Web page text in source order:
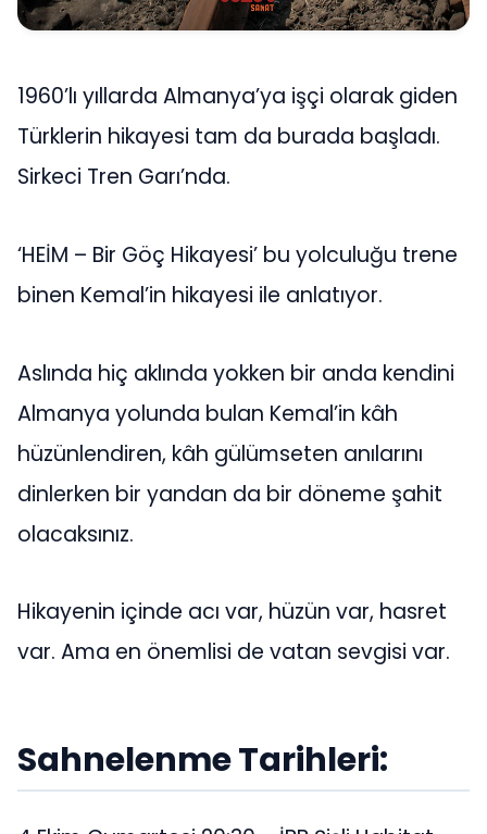
1960’lı yıllarda Almanya’ya işçi olarak giden
Türklerin hikayesi tam da burada başladı.
Sirkeci Tren Garı’nda.
‘HEİM – Bir Göç Hikayesi’ bu yolculuğu trene
binen Kemal’in hikayesi ile anlatıyor.
Aslında hiç aklında yokken bir anda kendini
Almanya yolunda bulan Kemal’in kâh
hüzünlendiren, kâh gülümseten anılarını
dinlerken bir yandan da bir döneme şahit
olacaksınız.
Hikayenin içinde acı var, hüzün var, hasret
var. Ama en önemlisi de vatan sevgisi var.
Sahnelenme Tarihleri: